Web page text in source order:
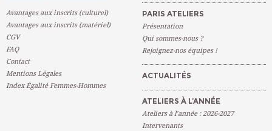
Avantages aux inscrits (culturel)
Avantages aux inscrits (matériel)
CGV
FAQ
Contact
Mentions Légales
Index Égalité Femmes-Hommes
PARIS ATELIERS
Présentation
Qui sommes-nous ?
Rejoignez-nos équipes !
ACTUALITÉS
ATELIERS À L’ANNÉE
Ateliers à l’année : 2026-2027
Intervenants